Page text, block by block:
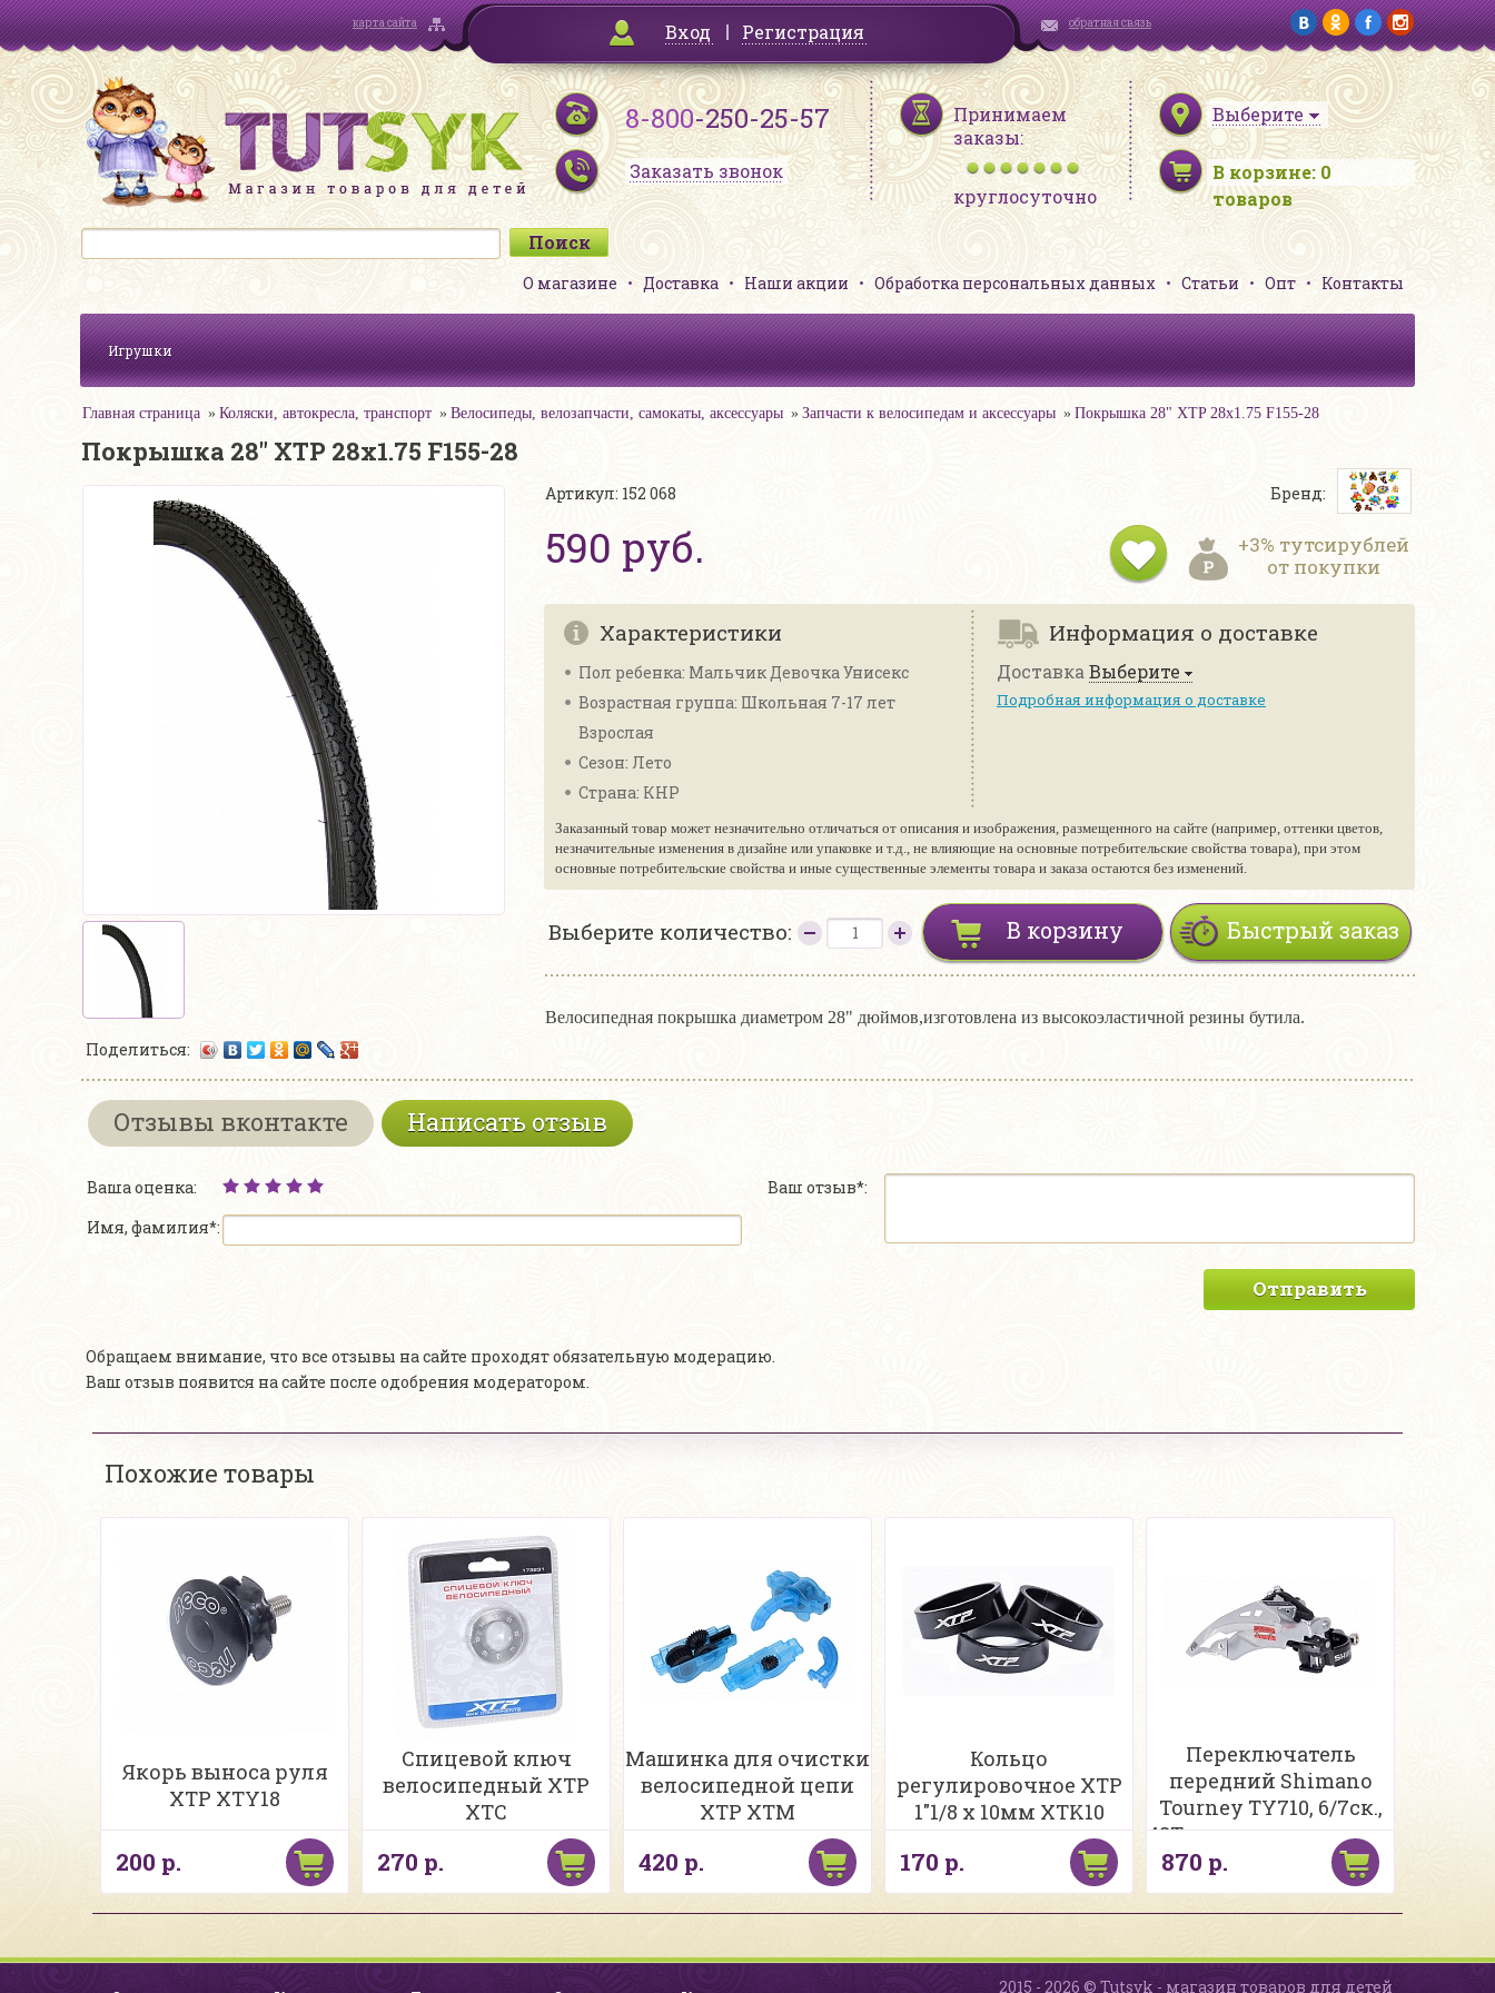
карта сайта Вход Регистрация обратная связь
8-800-250-25-57
Заказать звонок
Принимаем
заказы:
круглосуточно
Выберите
В корзине: 0
товаров
О магазине Доставка Наши акции Обработка персональных данных Статьи Опт Контакты
Игрушки
Главная страница Коляски, автокресла, транспорт Велосипеды, велозапчасти, самокаты, аксессуары Запчасти к велосипедам и аксессуары Покрышка 28" XTP 28х1.75 F155-28
Покрышка 28" XTP 28х1.75 F155-28
Поделиться:
Артикул: 152 068
590 руб.
Бренд:
+3% тутсирублей
от покупки
Характеристики
Пол ребенка: Мальчик Девочка Унисекс
Возрастная группа: Школьная 7-17 лет
Взрослая
Сезон: Лето
Страна: КНР
Информация о доставке
Доставка Выберите
Подробная информация о доставке
Заказанный товар может незначительно отличаться от описания и изображения, размещенного на сайте (например, оттенки цветов,
незначительные изменения в дизайне или упаковке и т.д., не влияющие на основные потребительские свойства товара), при этом
основные потребительские свойства и иные существенные элементы товара и заказа остаются без изменений.
Выберите количество: Быстрый заказ
В корзину
Велосипедная покрышка диаметром 28" дюймов,изготовлена из высокоэластичной резины бутила.
Отзывы вконтакте Написать отзыв
Ваша оценка:
Имя, фамилия*:
Ваш отзыв*:
Отправить
Обращаем внимание, что все отзывы на сайте проходят обязательную модерацию.
Ваш отзыв появится на сайте после одобрения модератором.
Похожие товары
Якорь выноса руля
XTP XTY18
200 р.
Спицевой ключ
велосипедный XTP
XTC
270 р.
Машинка для очистки
велосипедной цепи
XTP XTM
420 р.
Кольцо
регулировочное XTP
1"1/8 х 10мм XTK10
170 р.
Переключатель
передний Shimano
Tourney TY710, 6/7ск.,
48T, ун. тяга, ун. хомут,
угол 66-69 EFDTY710T
870 р.
2015 - 2026 © Tutsyk - магазин товаров для детей